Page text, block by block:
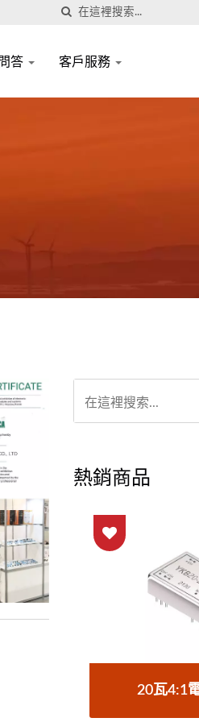
答 客戶服務
熱銷商品
20瓦4:1電